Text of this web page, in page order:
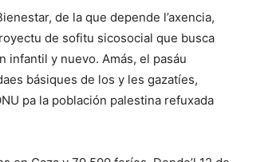
de la que depende l’axencia,
de sofitu sicosocial que busca
infantil y nuevo. Amás, el pasáu
básiques de los y les gazatíes,
pa la población palestina refuxada